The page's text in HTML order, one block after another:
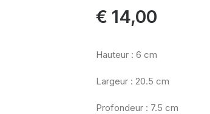
€ 14,00
Hauteur : 6 cm
Largeur : 20.5 cm
Profondeur : 7.5 cm